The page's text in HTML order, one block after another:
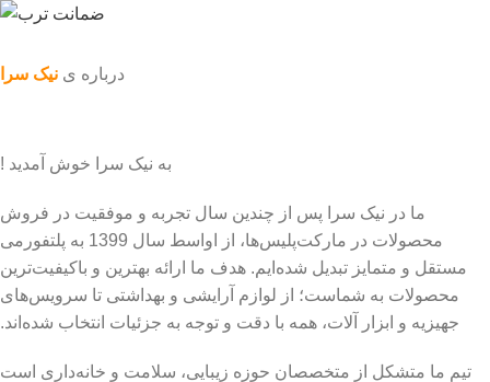
درباره ی نیک سرا
به نیک سرا خوش آمدید !
ما در نیک سرا پس از چندین سال تجربه و موفقیت در فروش
محصولات در مارکت‌پلیس‌ها، از اواسط سال 1399 به پلتفورمی
مستقل و متمایز تبدیل شده‌ایم. هدف ما ارائه بهترین و باکیفیت‌ترین
محصولات به شماست؛ از لوازم آرایشی و بهداشتی تا سرویس‌های
جهیزیه و ابزار آلات، همه با دقت و توجه به جزئیات انتخاب شده‌اند.
تیم ما متشکل از متخصصان حوزه زیبایی، سلامت و خانه‌داری است